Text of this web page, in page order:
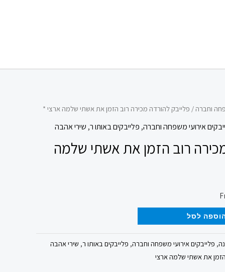
וחברה / פלייבק להורדה מכירה רוב הזמן את אשתי שלמה ארצי *
אירועי משפחה וחברה, פלייבקים באותו ר, שירי אהבה
רוב הזמן את אשתי שלמה
לסל
, פלייבקים אירועי משפחה וחברה, פלייבקים באותו ר, שירי אהבה
את אשתי שלמה ארצי